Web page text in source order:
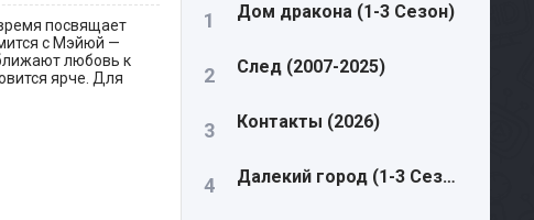
посвящает
с Мэйюй —
любовь к
ярче. Для
Дом дракона (1-3 Сезон)
След (2007-2025)
Контакты (2026)
Далекий город (1-3 Сезон)